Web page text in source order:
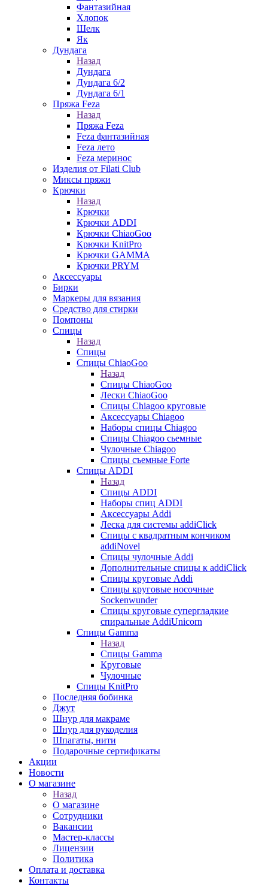
Фантазийная
Хлопок
Шелк
Як
Дундага
Назад
Дундага
Дундага 6/2
Дундага 6/1
Пряжа Feza
Назад
Пряжа Feza
Feza фантазийная
Feza лето
Feza меринос
Изделия от Filati Club
Миксы пряжи
Крючки
Назад
Крючки
Крючки ADDI
Крючки ChiaoGoo
Крючки KnitPro
Крючки GAMMA
Крючки PRYM
Аксессуары
Бирки
Маркеры для вязания
Средство для стирки
Помпоны
Спицы
Назад
Спицы
Спицы ChiaoGoo
Назад
Спицы ChiaoGoo
Лески ChiaoGoo
Cпицы Сhiagoo круговые
Аксессуары Chiagoo
Наборы спицы Chiagoo
Спицы Chiagoo сьемные
Чулочные Chiagoo
Спицы съемные Forte
Спицы ADDI
Назад
Спицы ADDI
Наборы спиц ADDI
Аксессуары Addi
Леска для системы addiClick
Спицы с квадратным кончиком
addiNovel
Спицы чулочные Addi
Дополнительные спицы к addiClick
Спицы круговые Addi
Спицы круговые носочные
Sockenwunder
Спицы круговые супергладкие
спиральные AddiUnicorn
Спицы Gamma
Назад
Спицы Gamma
Круговые
Чулочные
Спицы KnitPro
Последняя бобинка
Джут
Шнур для макраме
Шнур для рукоделия
Шпагаты, нити
Подарочные сертификаты
Акции
Новости
О магазине
Назад
О магазине
Сотрудники
Вакансии
Мастер-классы
Лицензии
Политика
Оплата и доставка
Контакты